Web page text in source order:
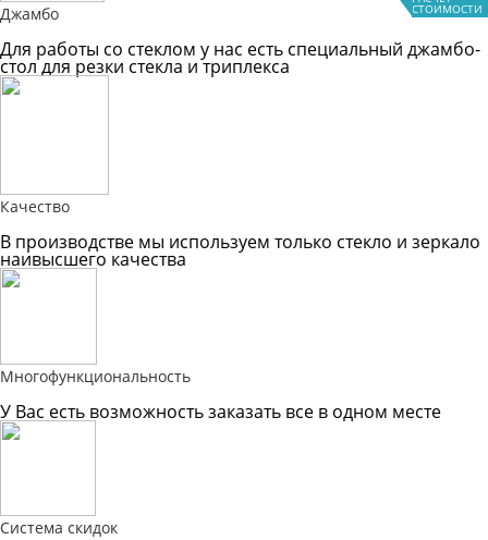
СТОИМОСТИ
Джамбо
Для работы со стеклом у нас есть специальный джамбо-
стол для резки стекла и триплекса
Качество
В производстве мы используем только стекло и зеркало
наивысшего качества
Многофункциональность
У Вас есть возможность заказать все в одном месте
Система скидок